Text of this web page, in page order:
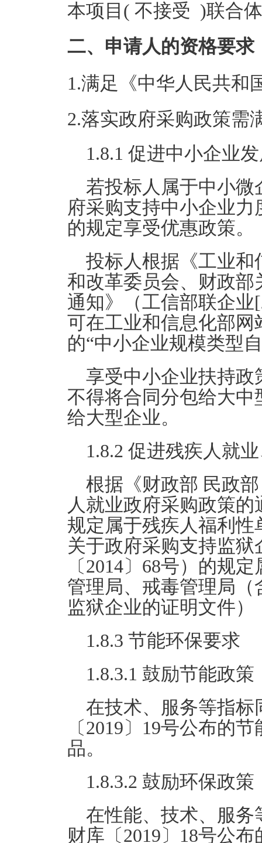
本项目( 不接受 )联合
二、申请人的资格要求
1.满足《中华人民共和
2.落实政府采购政策需
1.8.1 促进中小企业
若投标人属于中小
府采购支持中小企业力
的规定享受优惠政策。
投标人根据《工业
和改革委员会、财政
通知》（工信部联企业
可在工业和信息化部网
的“中小企业规模类型
享受中小企业扶持
不得将合同分包给大
给大型企业。
1.8.2 促进残疾人就
根据《财政部 民政
人就业政府采购政策的
规定属于残疾人福利
关于政府采购支持监
〔2014〕68号）的规
管理局、戒毒管理局
监狱企业的证明文件
1.8.3 节能环保要求
1.8.3.1 鼓励节能政策
在技术、服务等指
〔2019〕19号公布的
品。
1.8.3.2 鼓励环保政策
在性能、技术、服
财库〔2019〕18号公